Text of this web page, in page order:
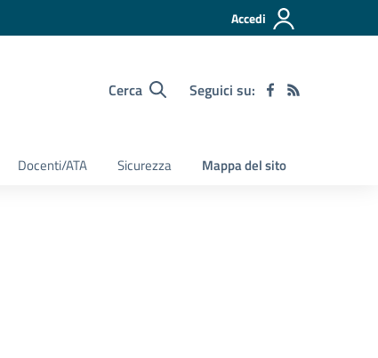
Accedi
Cerca Seguici su:
Docenti/ATA Sicurezza Mappa del sito